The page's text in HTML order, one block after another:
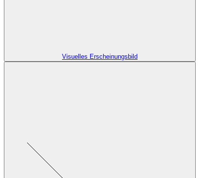
Visuelles Erscheinungsbild